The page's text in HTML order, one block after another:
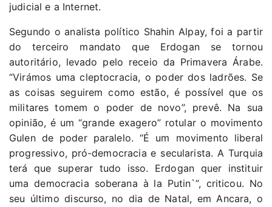
judicial e a Internet.
Segundo o analista político Shahin Alpay, foi a partir
do terceiro mandato que Erdogan se tornou
autoritário, levado pelo receio da Primavera Árabe.
“Virámos uma cleptocracia, o poder dos ladrões. Se
as coisas seguirem como estão, é possível que os
militares tomem o poder de novo”, prevê. Na sua
opinião, é um “grande exagero” rotular o movimento
Gulen de poder paralelo. “É um movimento liberal
progressivo, pró-democracia e secularista. A Turquia
terá que superar tudo isso. Erdogan quer instituir
uma democracia soberana à la Putin`”, criticou. No
seu último discurso, no dia de Natal, em Ancara, o